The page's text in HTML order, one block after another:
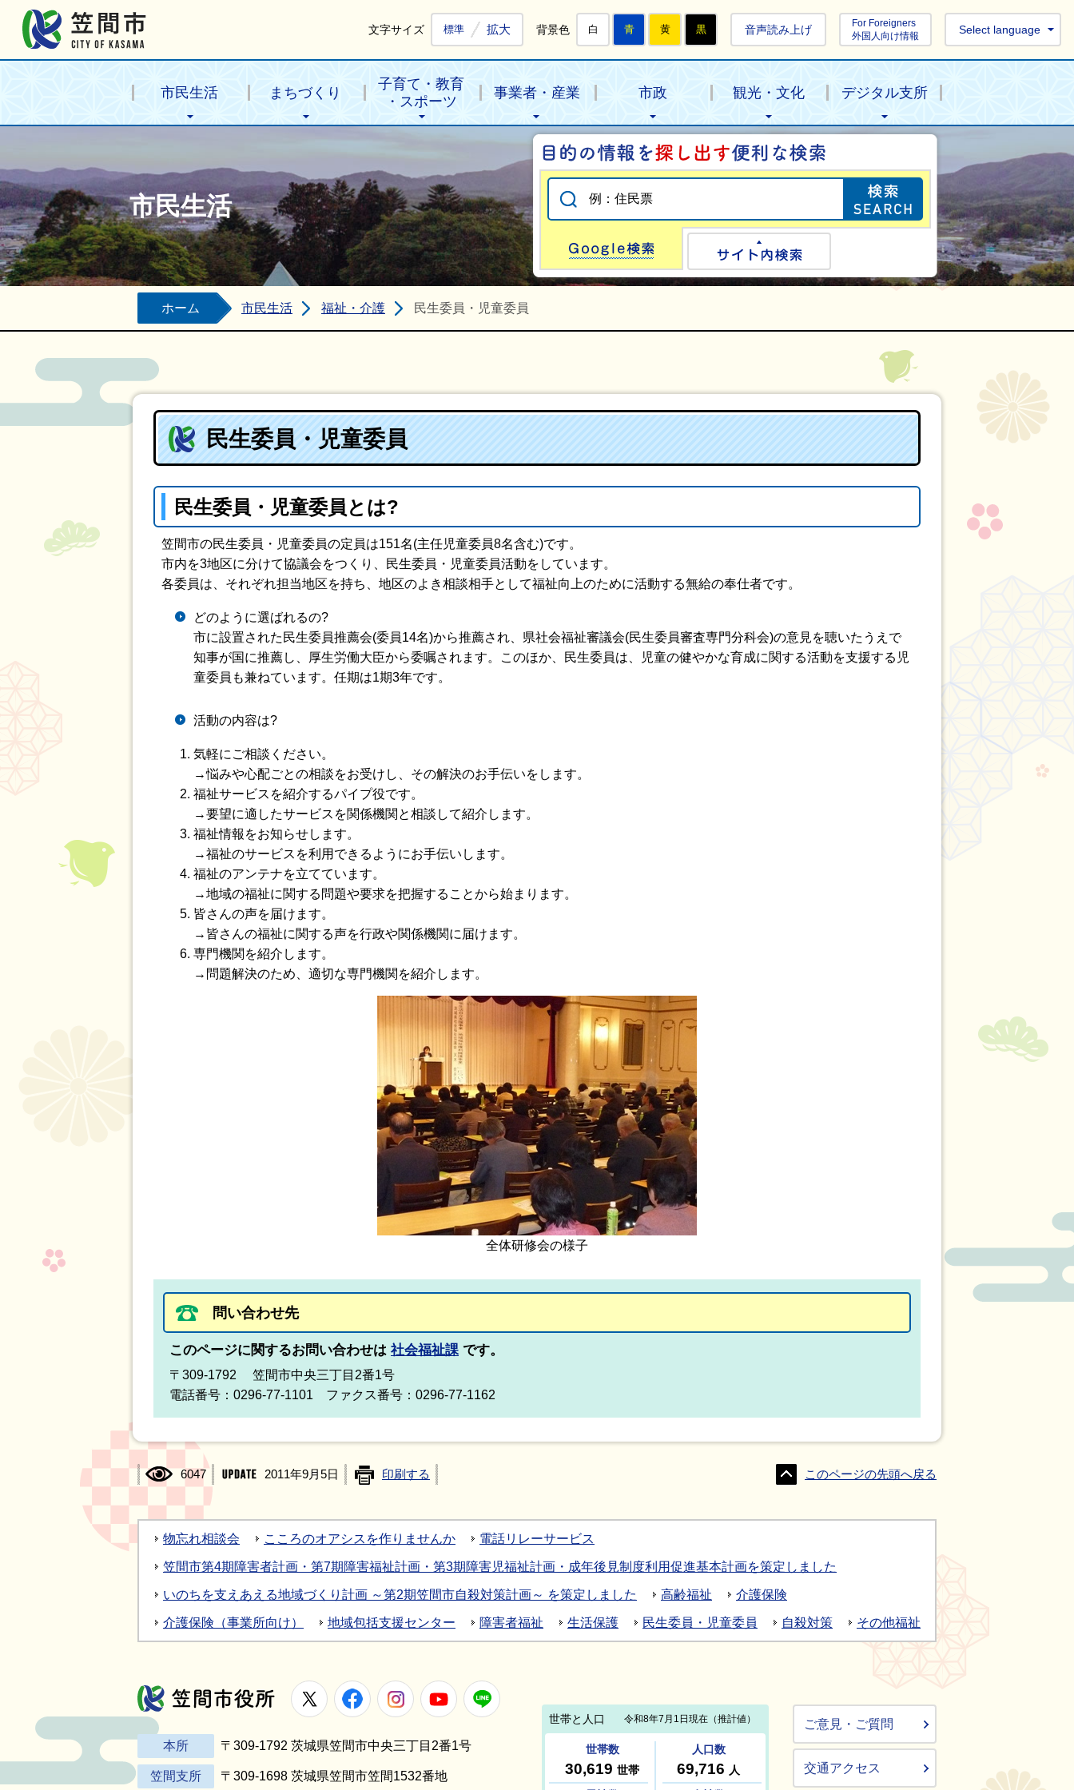
文字サイズ 標準 拡大 背景色 白 青 黄 黒 音声読み上げ
For Foreigners
外国人向け情報
Select language
市民生活 まちづくり
子育て・教育
・スポーツ
事業者・産業 市政 観光・文化 デジタル支所
市民生活
目的の情報を探
Google検索
ホーム 市民生活 福祉・介護 民生委員・児童委員
民生委員・児童委員
民生委員・児童委員とは?
笠間市の民生委員・児童委員の定員は151名(主任児童委員8名含む)です。
市内を3地区に分けて協議会をつくり、民生委員・児童委員活動をしています。
各委員は、それぞれ担当地区を持ち、地区のよき相談相手として福祉向上のために活動する無給の奉仕者です。
どのように選ばれるの?
市に設置された民生委員推薦会(委員14名)から推薦され、県社会福祉審議会(民生委員審査専門分科会)の意見を聴いたうえで
知事が国に推薦し、厚生労働大臣から委嘱されます。このほか、民生委員は、児童の健やかな育成に関する活動を支援する児
童委員も兼ねています。任期は1期3年です。
活動の内容は?
気軽にご相談ください。
→悩みや心配ごとの相談をお受けし、その解決のお手伝いをします。
福祉サービスを紹介するパイプ役です。
→要望に適したサービスを関係機関と相談して紹介します。
福祉情報をお知らせします。
→福祉のサービスを利用できるようにお手伝いします。
福祉のアンテナを立てています。
→地域の福祉に関する問題や要求を把握することから始まります。
皆さんの声を届けます。
→皆さんの福祉に関する声を行政や関係機関に届けます。
専門機関を紹介します。
→問題解決のため、適切な専門機関を紹介します。
全体研修会の様子
問い合わせ先
このページに関するお問い合わせは 社会福祉課 です。
〒309-1792 笠間市中央三丁目2番1号
電話番号：0296-77-1101 ファクス番号：0296-77-1162
6047 2011年9月5日 印刷する このページの先頭へ戻る
物忘れ相談会 こころのオアシスを作りませんか 電話リレーサービス
笠間市第4期障害者計画・第7期障害福祉計画・第3期障害児福祉計画・成年後見制度利用促進基本計画を策定しました
いのちを支えあえる地域づくり計画 ～第2期笠間市自殺対策計画～ を策定しました 高齢福祉 介護保険
介護保険（事業所向け） 地域包括支援センター 障害者福祉 生活保護 民生委員・児童委員 自殺対策 その他福祉
笠間市役所
X FacebookInstagramYoutube
本所 〒309-1792 茨城県笠間市中央三丁目2番1号
笠間支所 〒309-1698 茨城県笠間市笠間1532番地
ご意見・ご質問
交通アクセス